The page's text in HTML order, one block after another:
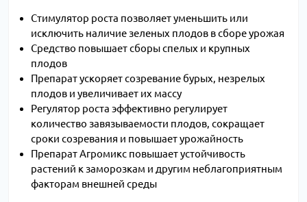
Стимулятор роста позволяет уменьшить или
исключить наличие зеленых плодов в сборе урожая
Средство повышает сборы спелых и крупных
плодов
Препарат ускоряет созревание бурых, незрелых
плодов и увеличивает их массу
Регулятор роста эффективно регулирует
количество завязываемости плодов, сокращает
сроки созревания и повышает урожайность
Препарат Агромикс повышает устойчивость
растений к заморозкам и другим неблагоприятным
факторам внешней среды